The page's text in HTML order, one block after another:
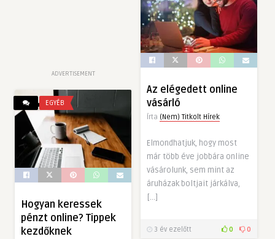
ADVERTISEMENT
Az elégedett online
vásárló
Írta (Nem) Titkolt Hírek
Elmondhatjuk, hogy most
már több éve jobbára online
vásárolunk, sem mint az
áruházak boltjait járkálva,
[…]
3 év ezelőtt 0 0
EGYÉB
Hogyan keressek
pénzt online? Tippek
kezdőknek